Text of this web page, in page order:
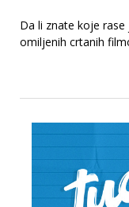
Da li znate koje
omiljenih crtanih